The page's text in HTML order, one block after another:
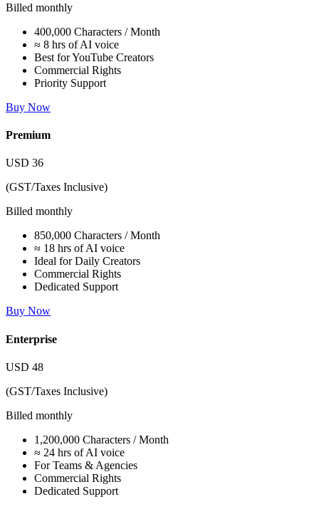
Billed monthly
400,000 Characters / Month
≈ 8 hrs of AI voice
Best for YouTube Creators
Commercial Rights
Priority Support
Buy Now
Premium
USD 36
(GST/Taxes Inclusive)
Billed monthly
850,000 Characters / Month
≈ 18 hrs of AI voice
Ideal for Daily Creators
Commercial Rights
Dedicated Support
Buy Now
Enterprise
USD 48
(GST/Taxes Inclusive)
Billed monthly
1,200,000 Characters / Month
≈ 24 hrs of AI voice
For Teams & Agencies
Commercial Rights
Dedicated Support